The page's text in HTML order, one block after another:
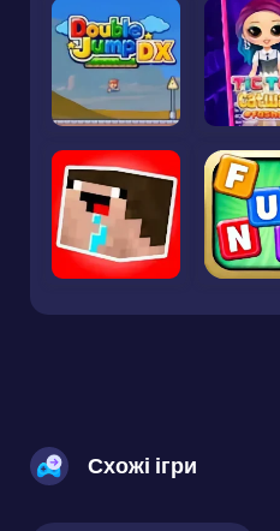
Схожі ігри